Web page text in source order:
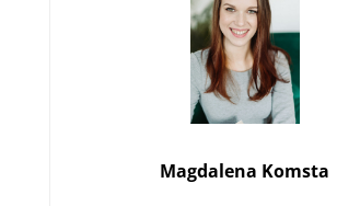
Magdalena Komsta